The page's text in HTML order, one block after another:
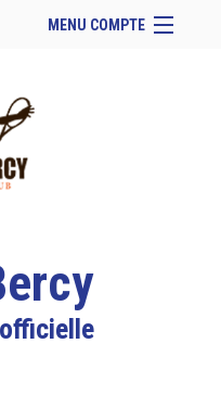
MENU COMPTE
club